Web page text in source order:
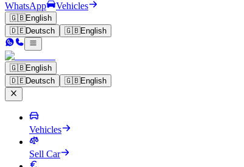
WhatsApp Vehicles
🇬🇧English
🇩🇪Deutsch 🇬🇧English
🇬🇧English
🇩🇪Deutsch 🇬🇧English
Vehicles
Sell Car